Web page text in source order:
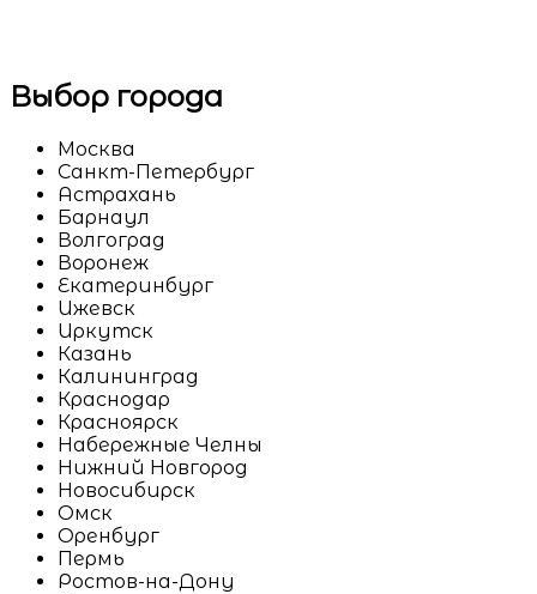
Выбор города
Москва
Санкт-Петербург
Астрахань
Барнаул
Волгоград
Воронеж
Екатеринбург
Ижевск
Иркутск
Казань
Калининград
Краснодар
Красноярск
Набережные Челны
Нижний Новгород
Новосибирск
Омск
Оренбург
Пермь
Ростов-на-Дону